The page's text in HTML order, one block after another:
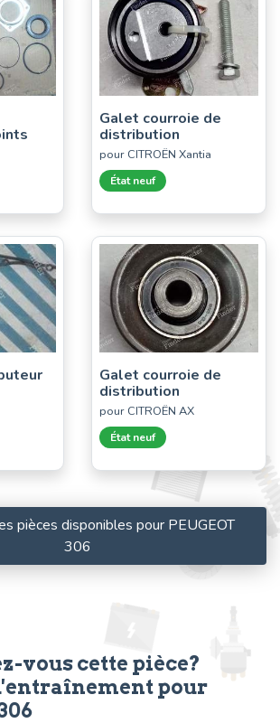
Galet courroie de
distribution
pour CITROËN Xantia
État neuf
Galet courroie de
distribution
pour CITROËN AX
État neuf
pièces disponibles pour PEUGEOT
306
vous cette pièce?
pour